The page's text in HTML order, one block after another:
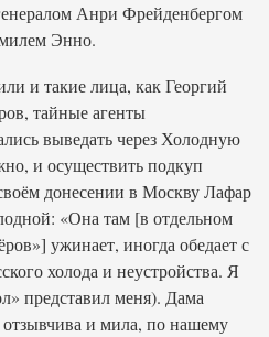
Анри Фрейденбергом
Энно.
и такие лица, как Георгий
тайные агенты
выведать через Холодную
и осуществить подкуп
донесении в Москву Лафар
«Она там [в отдельном
ужинает, иногда обедает с
холода и неустройства. Я
представил меня). Дама
и мила, по нашему